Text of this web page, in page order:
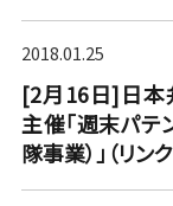
[2月16日]日本
主催「週末パテ
隊事業）」（リ
2018.01.25
more